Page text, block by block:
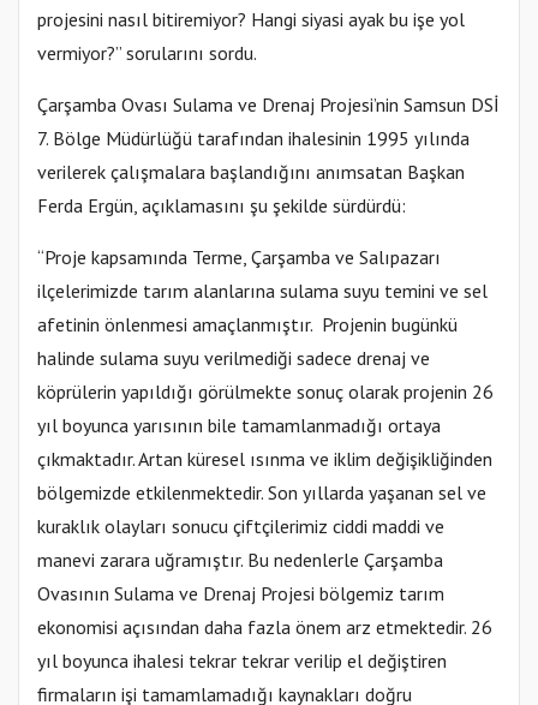
projesini nasıl bitiremiyor? Hangi siyasi ayak bu işe yol
vermiyor?” sorularını sordu.
Çarşamba Ovası Sulama ve Drenaj Projesi’nin Samsun DSİ
7. Bölge Müdürlüğü tarafından ihalesinin 1995 yılında
verilerek çalışmalara başlandığını anımsatan Başkan
Ferda Ergün, açıklamasını şu şekilde sürdürdü:
“Proje kapsamında Terme, Çarşamba ve Salıpazarı
ilçelerimizde tarım alanlarına sulama suyu temini ve sel
afetinin önlenmesi amaçlanmıştır. Projenin bugünkü
halinde sulama suyu verilmediği sadece drenaj ve
köprülerin yapıldığı görülmekte sonuç olarak projenin 26
yıl boyunca yarısının bile tamamlanmadığı ortaya
çıkmaktadır. Artan küresel ısınma ve iklim değişikliğinden
bölgemizde etkilenmektedir. Son yıllarda yaşanan sel ve
kuraklık olayları sonucu çiftçilerimiz ciddi maddi ve
manevi zarara uğramıştır. Bu nedenlerle Çarşamba
Ovasının Sulama ve Drenaj Projesi bölgemiz tarım
ekonomisi açısından daha fazla önem arz etmektedir. 26
yıl boyunca ihalesi tekrar tekrar verilip el değiştiren
firmaların işi tamamlamadığı kaynakları doğru